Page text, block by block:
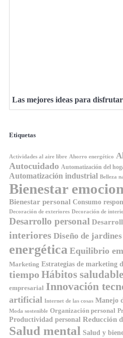
Las mejores ideas para
Etiquetas
Actividades al aire libre Ahorro energético
Autocuidado Automatización del
Automatización industrial Belleza
Bienestar
Bienestar personal Consumo
Decoración de exteriores Decoración de
Desarrollo personal
interiores Diseño de jardines
energética Equilibrio
Marketing Estrategias de marketing
tiempo Hábitos
empresarial Innovación
artificial Internet de las cosas Manejo
Moda sostenible Organización personal
Productividad personal Reducción
Salud mental Salud y